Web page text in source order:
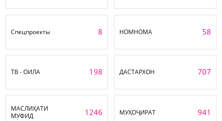
Спецпроекты 8 НОМНОМА 58
ТВ - ОИЛА 198 ДАСТАРХОН 707
МАСЛИҲАТИ
МУФИД
1246 МУҲОҶИРАТ 941